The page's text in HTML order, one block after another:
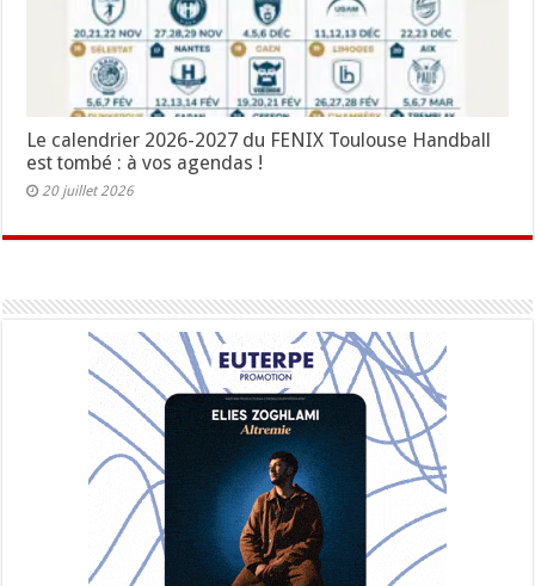
Le calendrier 2026-2027 du FENIX Toulouse Handball
est tombé : à vos agendas !
20 juillet 2026